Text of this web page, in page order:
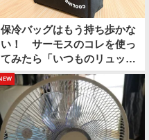
保冷バッグはもう持ち歩かな
い！ サーモスのコレを使っ
てみたら「いつものリュック
の中に保冷スペースができ
た」
new